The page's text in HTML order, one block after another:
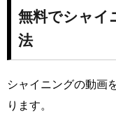
無料でシャイ
法
シャイニングの動画
ります。